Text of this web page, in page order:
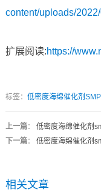
content/uploads/
扩展阅读:https://
标签： 低密度海绵催化剂
上一篇： 低密度海绵催化剂
下一篇： 低密度海绵催化剂
相关文章